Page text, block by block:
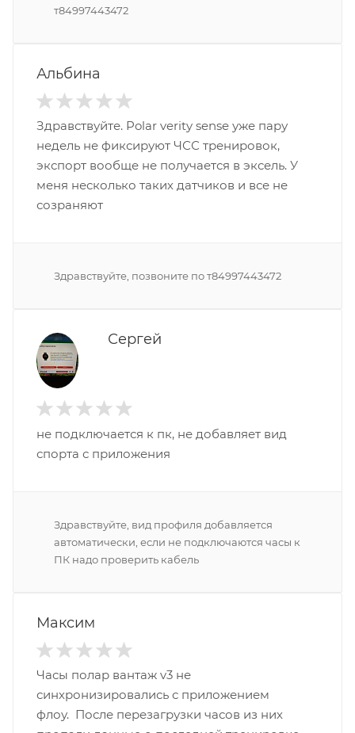
т84997443472
Альбина
Здравствуйте. Polar verity sense уже пару
недель не фиксируют ЧСС тренировок,
экспорт вообще не получается в эксель. У
меня несколько таких датчиков и все не
созраняют
Здравствуйте, позвоните по т84997443472
Сергей
не подключается к пк, не добавляет вид
спорта с приложения
Здравствуйте, вид профиля добавляется
автоматически, если не подключаются часы к
ПК надо проверить кабель
Максим
Часы полар вантаж v3 не
синхронизировались с приложением
флоу. После перезагрузки часов из них